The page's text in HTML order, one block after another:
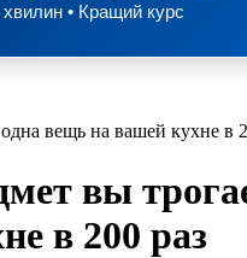
• Кращий курс
вещь на вашей кухне в
вы
в 200 раз